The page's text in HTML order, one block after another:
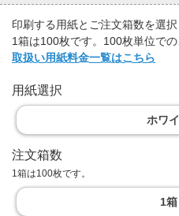
印刷する用紙とご注文箱数を選択
1箱は100枚です。100枚単位での
取扱い用紙料金一覧はこちら
用紙選択
ホワ
注文箱数
1箱は100枚です。
1箱